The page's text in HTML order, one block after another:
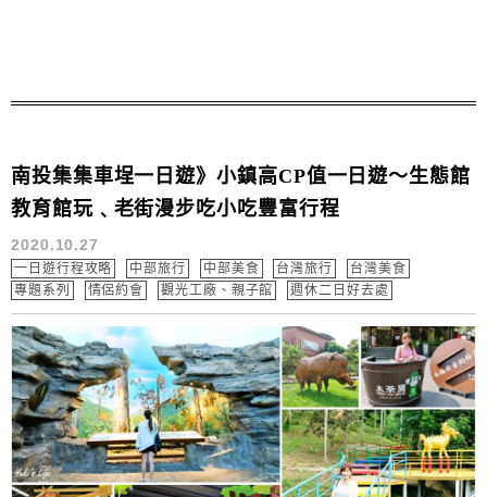
南投集集車埕一日遊》小鎮高CP值一日遊～生態館
教育館玩﹑老街漫步吃小吃豐富行程
2020.10.27
一日遊行程攻略 中部旅行 中部美食 台灣旅行
台灣美食
專題系列
情侶約會 觀光工廠、親子館 週休二日好去處